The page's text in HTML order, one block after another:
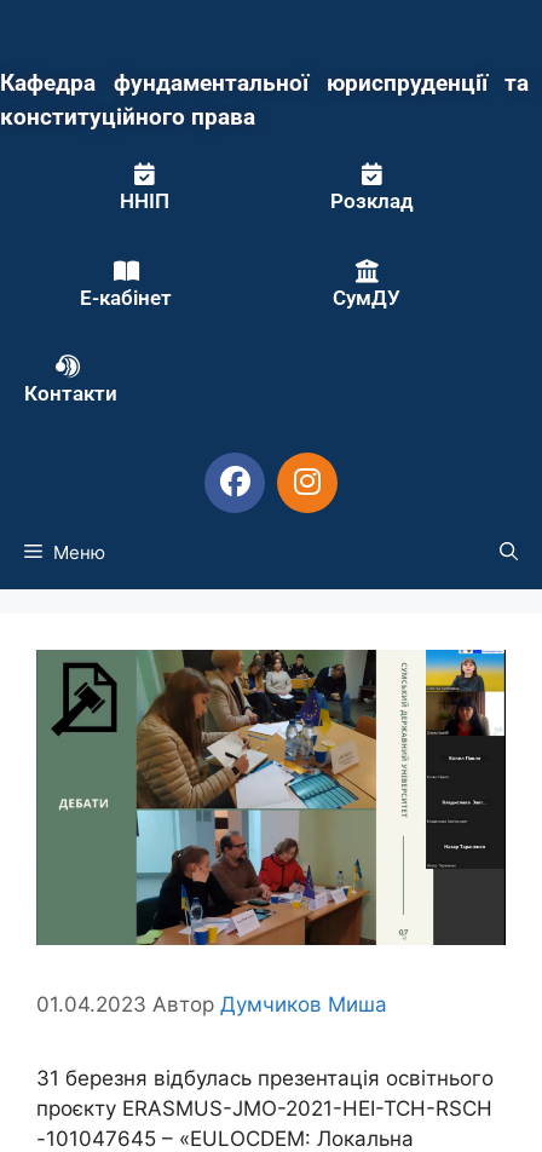
Кафедра фундаментальної юриспруденції та
конституційного права
ННІП Розклад
Е-кабінет СумДУ
Контакти
Меню
01.04.2023 Автор Думчиков Миша
31 березня відбулась презентація освітнього
проєкту ERASMUS-JMO-2021-HEI-TCH-RSCH
-101047645 – «EULOCDEM: Локальна